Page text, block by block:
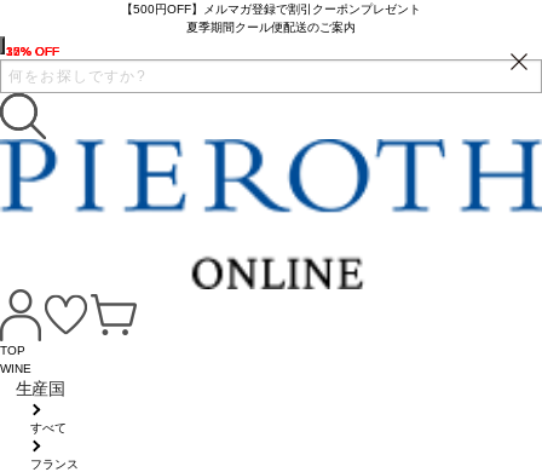
【500円OFF】メルマガ登録で割引クーポンプレゼント
夏季期間クール便配送のご案内
TOP
WINE
生産国
すべて
フランス
10% OFF
35% OFF
17% OFF
32% OFF